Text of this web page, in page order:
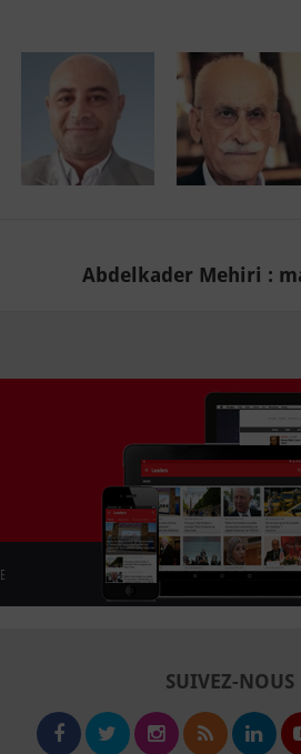
Abdelkader Mehiri :
SUIVEZ-NOUS